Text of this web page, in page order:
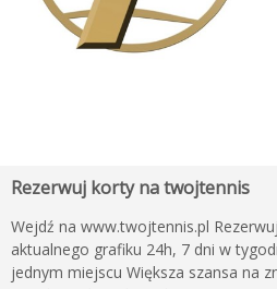
Rezerwuj korty na twojtennis
Wejdź na www.twojtennis.pl
aktualnego grafiku 24h, 7 dni w
jednym miejscu Większa szansa na